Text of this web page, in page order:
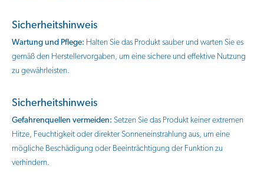
Sicherheitshinweis
Wartung und Pflege: Halten Sie das Produkt sauber und warten Sie es
gemäß den Herstellervorgaben, um eine sichere und effektive Nutzung
zu gewährleisten.
Sicherheitshinweis
Gefahrenquellen vermeiden: Setzen Sie das Produkt keiner extremen
Hitze, Feuchtigkeit oder direkter Sonneneinstrahlung aus, um eine
mögliche Beschädigung oder Beeinträchtigung der Funktion zu
verhindern.